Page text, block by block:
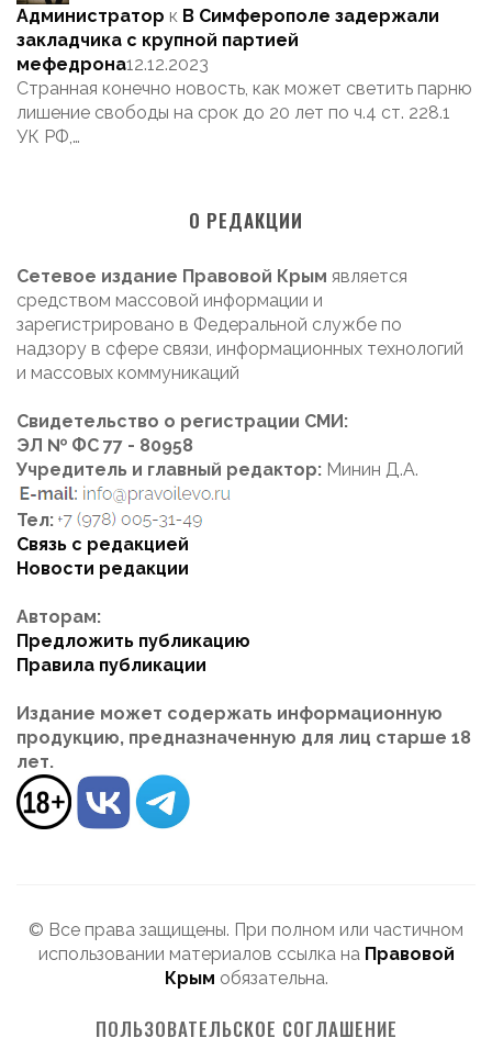
Администратор к В Симферополе задержали
закладчика с крупной партией
мефедрона12.12.2023
Странная конечно новость, как может светить парню
лишение свободы на срок до 20 лет по ч.4 ст. 228.1
УК РФ,…
О РЕДАКЦИИ
Сетевое издание Правовой Крым является
средством массовой информации и
зарегистрировано в Федеральной службе по
надзору в сфере связи, информационных технологий
и массовых коммуникаций
Свидетельство о регистрации СМИ:
ЭЛ № ФС 77 - 80958
Учредитель и главный редактор: Минин Д.А.
Тел:
Связь с редакцией
Новости редакции
Авторам:
Предложить публикацию
Правила публикации
Издание может содержать информационную
продукцию, предназначенную для лиц старше 18
лет.
© Все права защищены. При полном или частичном
использовании материалов ссылка на Правовой
Крым обязательна.
ПОЛЬЗОВАТЕЛЬСКОЕ СОГЛАШЕНИЕ